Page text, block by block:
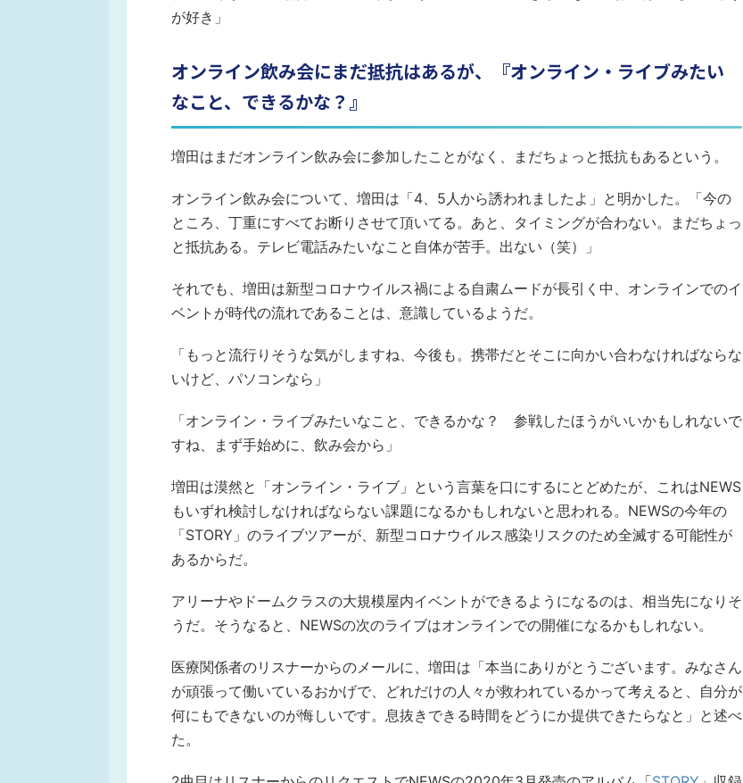
が好き」
オンライン飲み会にまだ抵抗はあるが、『オンライン・ライブみたい
なこと、できるかな？』
増田はまだオンライン飲み会に参加したことがなく、まだちょっと抵抗もあるという。
オンライン飲み会について、増田は「4、5人から誘われましたよ」と明かした。「今の
ところ、丁重にすべてお断りさせて頂いてる。あと、タイミングが合わない。まだちょっ
と抵抗ある。テレビ電話みたいなこと自体が苦手。出ない（笑）」
それでも、増田は新型コロナウイルス禍による自粛ムードが長引く中、オンラインでのイ
ベントが時代の流れであることは、意識しているようだ。
「もっと流行りそうな気がしますね、今後も。携帯だとそこに向かい合わなければならな
いけど、パソコンなら」
「オンライン・ライブみたいなこと、できるかな？ 参戦したほうがいいかもしれないで
すね、まず手始めに、飲み会から」
増田は漠然と「オンライン・ライブ」という言葉を口にするにとどめたが、これはNEWS
もいずれ検討しなければならない課題になるかもしれないと思われる。NEWSの今年の
「STORY」のライブツアーが、新型コロナウイルス感染リスクのため全滅する可能性が
あるからだ。
アリーナやドームクラスの大規模屋内イベントができるようになるのは、相当先になりそ
うだ。そうなると、NEWSの次のライブはオンラインでの開催になるかもしれない。
医療関係者のリスナーからのメールに、増田は「本当にありがとうございます。みなさん
が頑張って働いているおかげで、どれだけの人々が救われているかって考えると、自分が
何にもできないのが悔しいです。息抜きできる時間をどうにか提供できたらなと」と述べ
た。